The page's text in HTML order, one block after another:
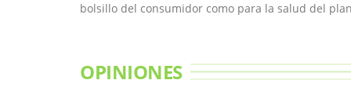
bolsillo del consumidor como para la salud del
OPINIONES